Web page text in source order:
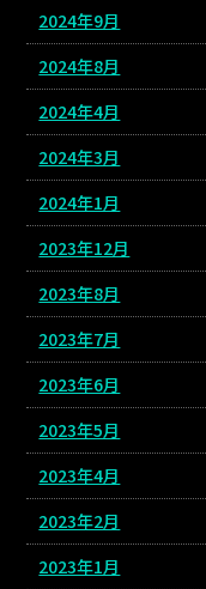
2024年9月
2024年8月
2024年4月
2024年3月
2024年1月
2023年12月
2023年8月
2023年7月
2023年6月
2023年5月
2023年4月
2023年2月
2023年1月